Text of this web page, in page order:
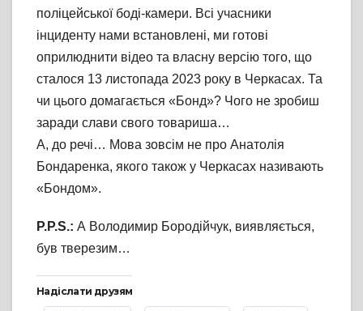
поліцейської боді-камери. Всі учасники
інциденту нами встановлені, ми готові
оприлюднити відео та власну версію того, що
сталося 13 листопада 2023 року в Черкасах. Та
чи цього домагається «Бонд»? Чого не зробиш
заради слави свого товариша…
А, до речі… Мова зовсім не про Анатолія
Бондаренка, якого також у Черкасах називають
«Бондом».
P.P.S.: А Володимир Бородійчук, виявляється,
був тверезим…
Надіслати друзям